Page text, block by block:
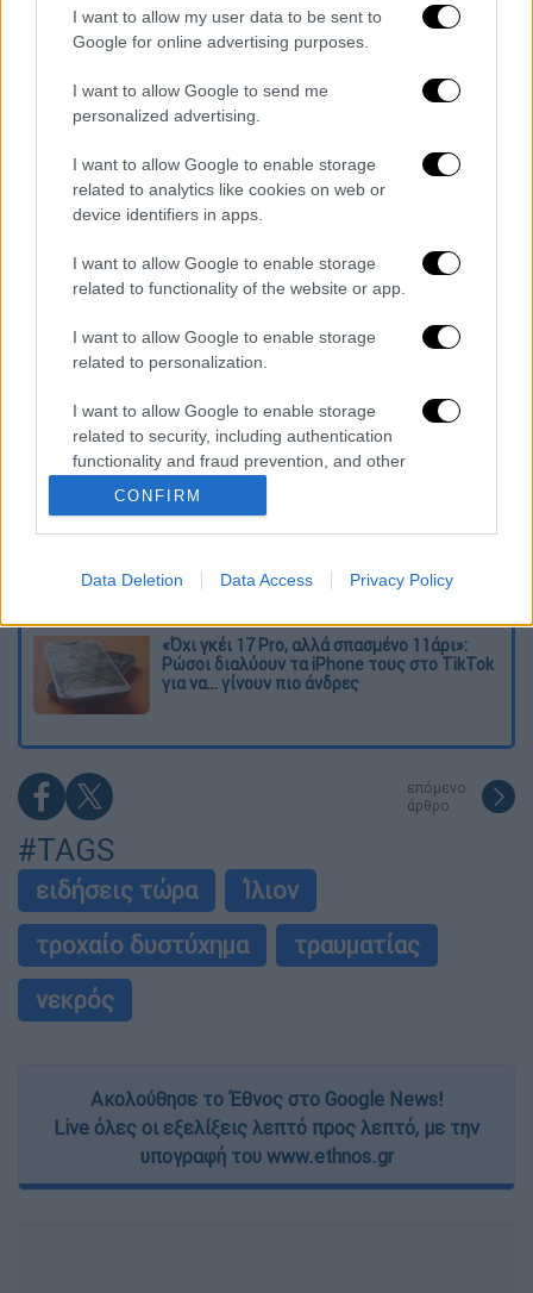
I want to allow my user data to be sent to
Google for online advertising purposes.
I want to allow Google to send me
personalized advertising.
I want to allow Google to enable storage
related to analytics like cookies on web or
device identifiers in apps.
I want to allow Google to enable storage
related to functionality of the website or app.
I want to allow Google to enable storage
related to personalization.
I want to allow Google to enable storage
related to security, including authentication
functionality and fraud prevention, and other
user protection.
CONFIRM
Data Deletion Data Access Privacy Policy
Η «μαύρη» καταγραφή των πυρκαγιών: 118
κτίρια κρίθηκαν «κόκκινα» -
πληγείσες περιοχές
Η πρώτη δήλωση της οικογένειας της
38χρονης Βρετανίδας που δολοφονήθηκε
στην Κυψέλη
νοσοκομείου και κοιτούσε επίμονα τους
ασθενείς
«Όχι γκέι 17 Pro, αλλά σπασμένο 11άρι»:
Ρώσοι διαλύουν τα iPhone τους στο TikTok
για να... γίνουν πιο άνδρες
επόμενο
άρθρο
#TAGS
ειδήσεις τώρα
Ίλιον
τροχαίο δυστύχημα
τραυματίας
νεκρός
Ακολούθησε το Έθνος στο Google News!
Live όλες οι εξελίξεις λεπτό προς λεπτό, με την
υπογραφή του www.ethnos.gr